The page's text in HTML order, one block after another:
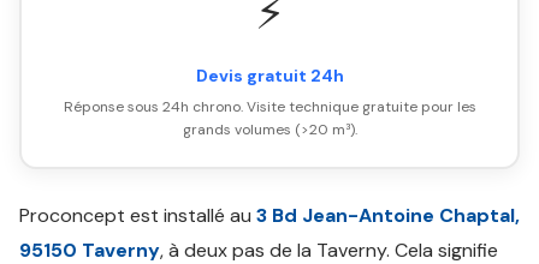
⚡
Devis gratuit 24h
Réponse sous 24h chrono. Visite technique gratuite pour les
grands volumes (>20 m³).
Proconcept est installé au 3 Bd Jean-Antoine Chaptal,
95150 Taverny, à deux pas de la Taverny. Cela signifie